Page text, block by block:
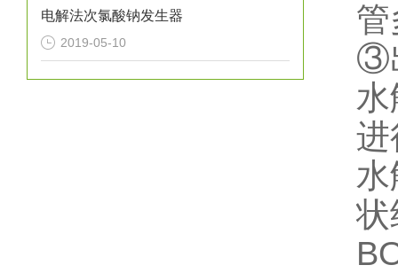
电解法次氯酸钠发生器
2019-05-10
③
进
状